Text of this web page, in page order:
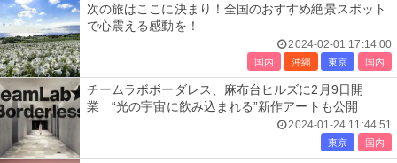
次の旅はここに決まり！全国のおすすめ絶景スポット
で心震える感動を！
2024-02-01 17:14:00
国内 沖縄 東京 国内
チームラボボーダレス、麻布台ヒルズに2月9日開
業 “光の宇宙に飲み込まれる”新作アートも公開
2024-01-24 11:44:51
東京 国内